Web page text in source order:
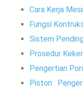
Cara Kerja
Fungsi
Sistem
Prosedur
Pengertian
Piston :